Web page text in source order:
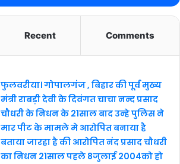
Recent Comments
फुलवरीया। गोपालगंज , बिहार की पूर्व मुख्य
मंत्री राबड़ी देवी के दिवंगत चाचा नन्द प्रसाद
चौधरी के निधन के 21साल बाद उन्हे पुलिस ने
मार पीट के मामले मे आरोपित बनाया है
बताया जारहा है की आरोपित नंद प्रसाद चौधरी
का निधन 21साल पहले 8जुलाई 2004को हो